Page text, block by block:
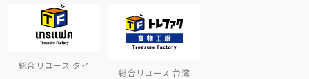
総合リユース タイ
総合リユース 台湾